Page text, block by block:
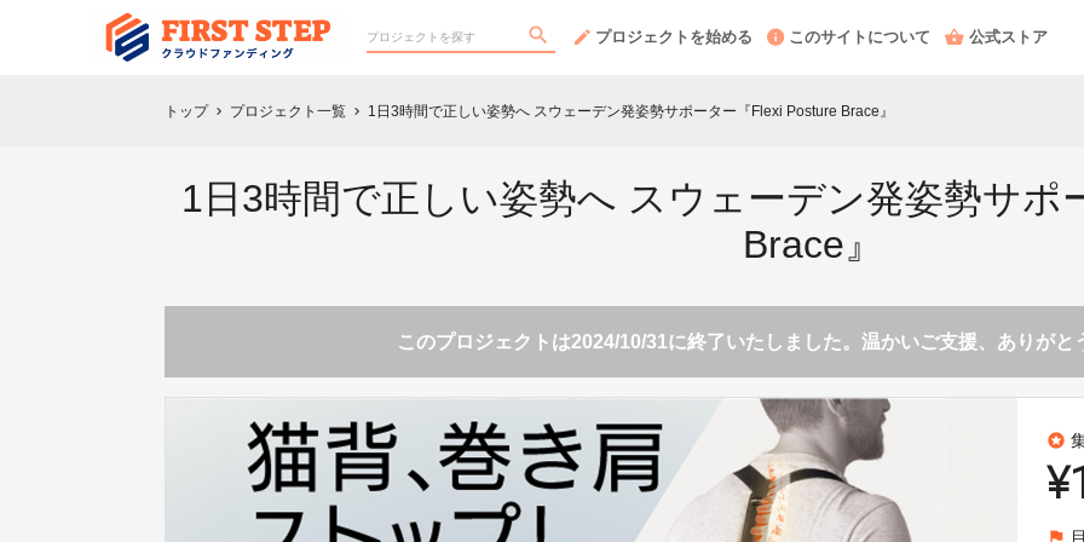
プロジェクトを始める このサイトについて 公式ストア
トップ chevron_right プロジェクト一覧 chevron_right 1日3時間で正しい姿勢へ スウェーデン発姿勢サポーター『Flexi Posture Brace』
1日3時間で正しい姿勢へ スウェーデン発姿勢サポ
Brace』
このプロジェクトは2024/10/31に終了いたしました。温かいご支援、ありがと
stars
flag